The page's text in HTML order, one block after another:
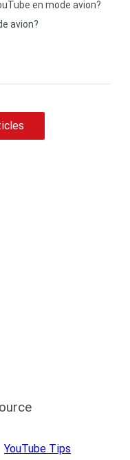
en mode avion?
avion?
YouTube Tips